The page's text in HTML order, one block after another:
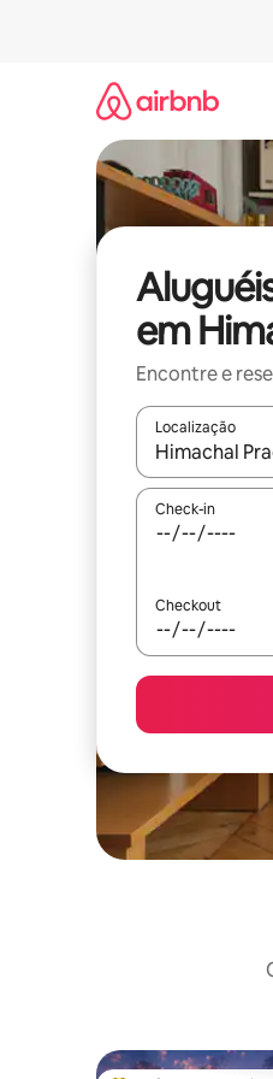
em
Encontre e
Localização
Quando os
Check-in
Checkout